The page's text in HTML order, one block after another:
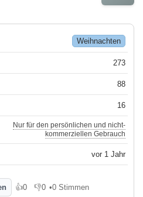
Weihnachten
273
88
16
Nur für den persönlichen und nicht-
kommerziellen Gebrauch
vor 1 Jahr
👍0
Gefällt mir
👎0
Gefällt mir nicht
•0 Stimmen